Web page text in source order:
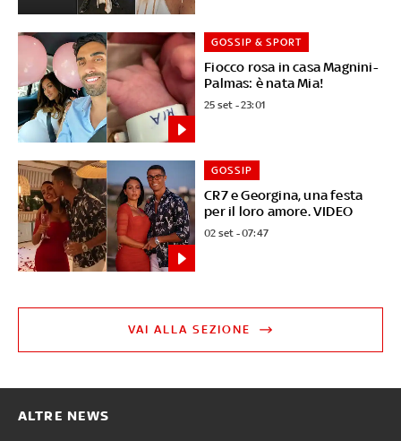
Fiocco rosa in casa Magnini-
Palmas: è nata Mia!
GOSSIP & SPORT
25 set - 23:01
CR7 e Georgina, una festa
per il loro amore. VIDEO
GOSSIP
02 set - 07:47
VAI ALLA SEZIONE
ALTRE NEWS